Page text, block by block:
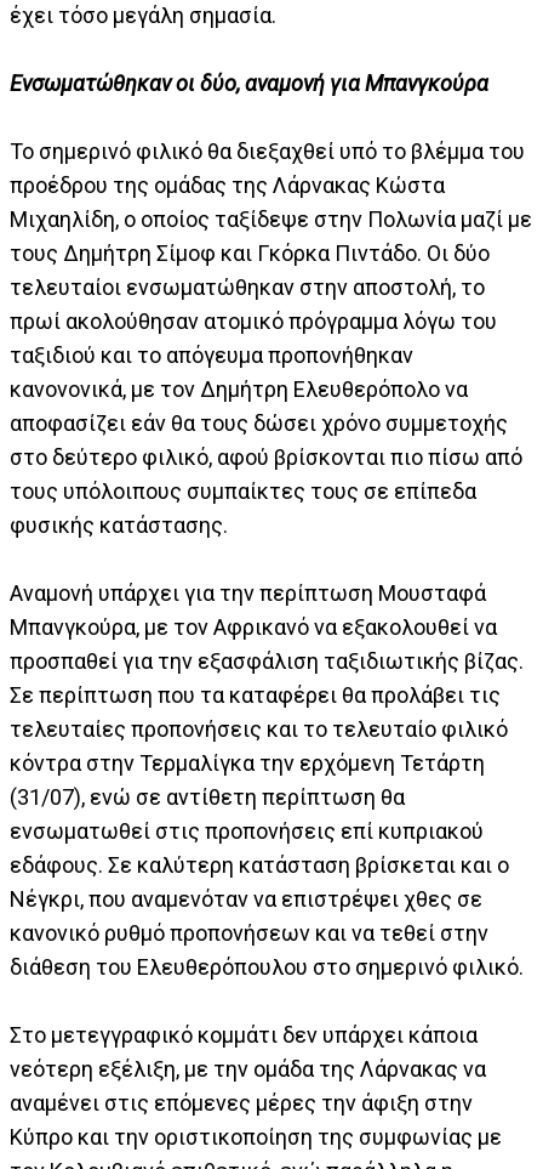
έχει τόσο μεγάλη σημασία.
Ενσωματώθηκαν οι δύο, αναμονή για Μπανγκούρα
Το σημερινό φιλικό θα διεξαχθεί υπό το βλέμμα του
προέδρου της ομάδας της Λάρνακας Κώστα
Μιχαηλίδη, ο οποίος ταξίδεψε στην Πολωνία μαζί με
τους Δημήτρη Σίμοφ και Γκόρκα Πιντάδο. Οι δύο
τελευταίοι ενσωματώθηκαν στην αποστολή, το
πρωί ακολούθησαν ατομικό πρόγραμμα λόγω του
ταξιδιού και το απόγευμα προπονήθηκαν
κανονονικά, με τον Δημήτρη Ελευθερόπολο να
αποφασίζει εάν θα τους δώσει χρόνο συμμετοχής
στο δεύτερο φιλικό, αφού βρίσκονται πιο πίσω από
τους υπόλοιπους συμπαίκτες τους σε επίπεδα
φυσικής κατάστασης.
Αναμονή υπάρχει για την περίπτωση Μουσταφά
Μπανγκούρα, με τον Αφρικανό να εξακολουθεί να
προσπαθεί για την εξασφάλιση ταξιδιωτικής βίζας.
Σε περίπτωση που τα καταφέρει θα προλάβει τις
τελευταίες προπονήσεις και το τελευταίο φιλικό
κόντρα στην Τερμαλίγκα την ερχόμενη Τετάρτη
(31/07), ενώ σε αντίθετη περίπτωση θα
ενσωματωθεί στις προπονήσεις επί κυπριακού
εδάφους. Σε καλύτερη κατάσταση βρίσκεται και ο
Νέγκρι, που αναμενόταν να επιστρέψει χθες σε
κανονικό ρυθμό προπονήσεων και να τεθεί στην
διάθεση του Ελευθερόπουλου στο σημερινό φιλικό.
Στο μετεγγραφικό κομμάτι δεν υπάρχει κάποια
νεότερη εξέλιξη, με την ομάδα της Λάρνακας να
αναμένει στις επόμενες μέρες την άφιξη στην
Κύπρο και την οριστικοποίηση της συμφωνίας με